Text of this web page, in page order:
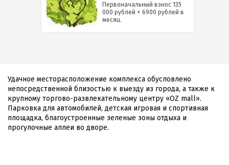
Первоначальный взнос 135
000 рублей + 6900 рублей в
месяц.
Удачное месторасположение комплекса обусловлено
непосредственной близостью к выезду из города, а также к
крупному торгово-развлекательному центру «OZ mall».
Парковка для автомобилей, детская игровая и спортивная
площадка, благоустроенные зеленые зоны отдыха и
прогулочные аллеи во дворе.